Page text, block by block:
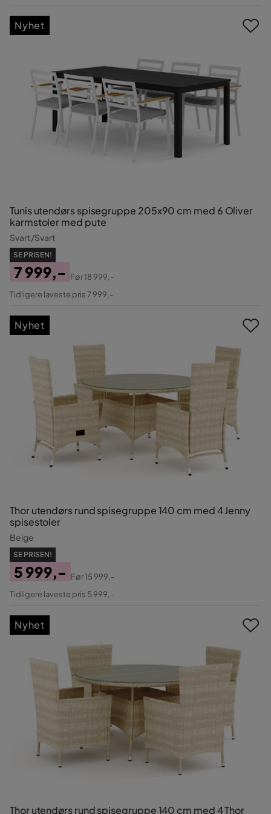
Tunis utendørs spisegruppe 205x90 cm med 6 Oliver
karmstoler med pute
Svart/Svart
SE PRISEN!
Pris
7 999,-
Original
Før18 999,-
Tidligere laveste pris 7 999,-
Nyhet
Thor utendørs rund spisegruppe 140 cm med 4 Jenny
spisestoler
Beige
SE PRISEN!
Pris
5 999,-
Original
Før15 999,-
Tidligere laveste pris 5 999,-
Nyhet
Thor utendørs rund spisegruppe 140 cm med 4 Thor
Nyhet